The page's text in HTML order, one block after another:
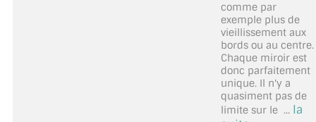
comme par
exemple plus de
vieillissement aux
bords ou au centre.
Chaque miroir est
donc parfaitement
unique. Il n'y a
quasiment pas de
limite sur le ... la